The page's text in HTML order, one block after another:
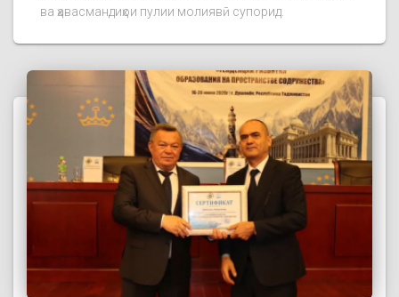
ва ҳавасмандиҳои пулии молиявӣ супорид.